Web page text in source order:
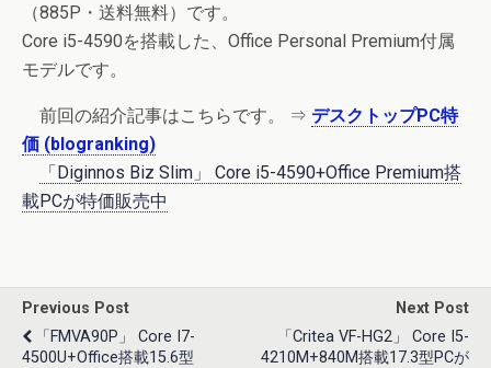
（885P・送料無料）です。
Core i5-4590を搭載した、Office Personal Premium付属
モデルです。
前回の紹介記事はこちらです。 ⇒ デスクトップPC特
価 (blogranking)
「Diginnos Biz Slim」 Core i5-4590+Office Premium搭
載PCが特価販売中
Previous Post
「FMVA90P」 Core I7-
4500U+Office搭載15.6型
Next Post
「Critea VF-HG2」 Core I5-
4210M+840M搭載17.3型PCが